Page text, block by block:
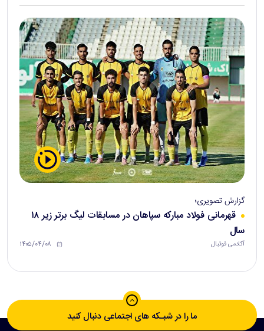
گزارش تصویری؛
قهرمانی فولاد مبارکه سپاهان در مسابقات لیگ برتر زیر ۱۸
سال
آکادمی فوتبال ۱۴۰۵/۰۴/۰۸
ما را در شبـکه های اجتماعی دنبال کنید